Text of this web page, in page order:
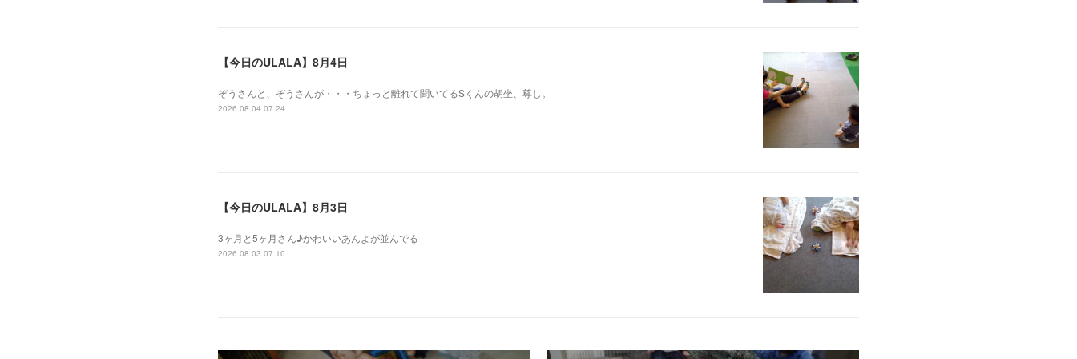
【今日のULALA】8月4日
ぞうさんと、ぞうさんが・・・ちょっと離れて聞いてるSくんの胡坐、尊し。
2026.08.04 07:24
【今日のULALA】8月3日
3ヶ月と5ヶ月さん♪かわいいあんよが並んでる
2026.08.03 07:10